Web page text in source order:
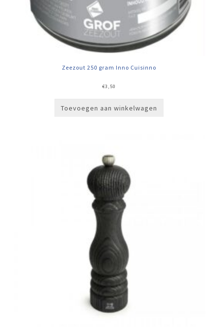
Zeezout 250 gram Inno Cuisinno
€3,50
Toevoegen aan winkelwagen